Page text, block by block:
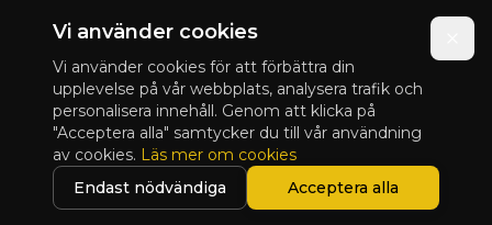
Vi använder cookies
Vi använder cookies för att förbättra din
upplevelse på vår webbplats, analysera trafik och
personalisera innehåll. Genom att klicka på
"Acceptera alla" samtycker du till vår användning
av cookies. Läs mer om cookies
Endast nödvändiga
Acceptera alla
Förbättringsförslag
© 2025 Jalopy. Alla rättigheter förbehållna.
Presented by Blix Design